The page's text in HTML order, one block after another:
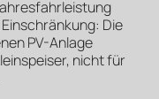
Die
PV-Anlage
nicht für